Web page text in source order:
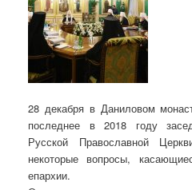
28 декабря в Даниловом
последнее в 2018 году
Русской Православной
некоторые вопросы,
епархии.